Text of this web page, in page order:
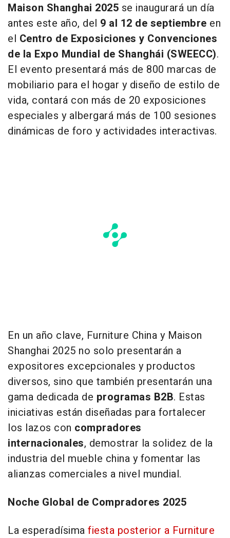
Maison Shanghai 2025 se inaugurará un día
antes este año, del 9 al 12 de septiembre en
el Centro de Exposiciones y Convenciones
de la Expo Mundial de Shanghái (SWEECC).
El evento presentará más de 800 marcas de
mobiliario para el hogar y diseño de estilo de
vida, contará con más de 20 exposiciones
especiales y albergará más de 100 sesiones
dinámicas de foro y actividades interactivas.
En un año clave, Furniture China y Maison
Shanghai 2025 no solo presentarán a
expositores excepcionales y productos
diversos, sino que también presentarán una
gama dedicada de programas B2B. Estas
iniciativas están diseñadas para fortalecer
los lazos con compradores
internacionales, demostrar la solidez de la
industria del mueble china y fomentar las
alianzas comerciales a nivel mundial.
Noche Global de Compradores 2025
La esperadísima fiesta posterior a Furniture